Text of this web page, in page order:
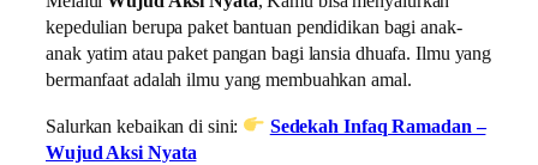
kepedulian berupa paket bantuan pendidikan bagi anak-
anak yatim atau paket pangan bagi lansia dhuafa. Ilmu yang
bermanfaat adalah ilmu yang membuahkan amal.
Salurkan kebaikan di sini:
Sedekah Infaq Ramadan –
Wujud Aksi Nyata